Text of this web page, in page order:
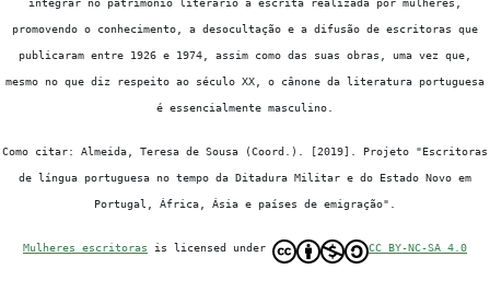
integrar no património literário a escrita realizada por mulheres,
promovendo o conhecimento, a desocultação e a difusão de escritoras que
publicaram entre 1926 e 1974, assim como das suas obras, uma vez que,
mesmo no que diz respeito ao século XX, o cânone da literatura portuguesa
é essencialmente masculino.
Como citar: Almeida, Teresa de Sousa (Coord.). [2019]. Projeto "Escritoras
de língua portuguesa no tempo da Ditadura Militar e do Estado Novo em
Portugal, África, Ásia e países de emigração".
Mulheres escritoras is licensed under CC BY-NC-SA 4.0